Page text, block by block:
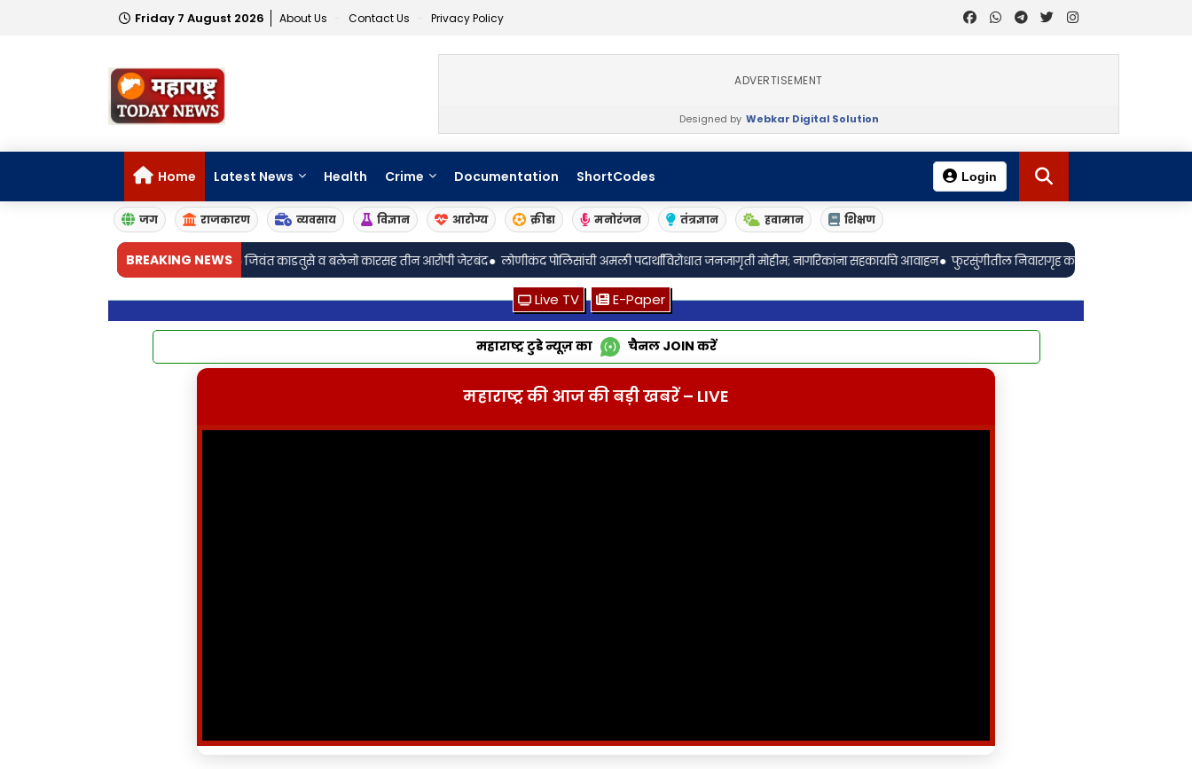
Friday 7 August 2026 About Us Contact Us Privacy Policy
ADVERTISEMENT
Designed by Webkar Digital Solution
Home Latest News Health Crime Documentation ShortCodes Login
जग राजकारण व्यवसाय विज्ञान आरोग्य क्रीडा मनोरंजन तंत्रज्ञान हवामान शिक्षण
BREAKING NEWS
तीन गावठी पिस्तुले, १५ जिवंत काडतुसे व बलेनो कारसह तीन आरोपी जेरबंद• लोणीकंद पोलिसांची अमली पदार्थांविरोधात जनजागृती मोहीम; नागरिकांना सहकार्याचे आवाहन• फुरसुंगीतील निवारागृह कर्मचाऱ्याची आत्महत्या; संस्थाचालकावर
Live TV E-Paper
महाराष्ट्र टुडे न्यूज़ का चैनल JOIN करें
महाराष्ट्र की आज की बड़ी खबरें – LIVE